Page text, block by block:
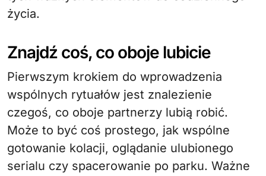
życia.
Znajdź coś, co oboje lubicie
Pierwszym krokiem do wprowadzenia
wspólnych rytuałów jest znalezienie
czegoś, co oboje partnerzy lubią robić.
Może to być coś prostego, jak wspólne
gotowanie kolacji, oglądanie ulubionego
serialu czy spacerowanie po parku. Ważne